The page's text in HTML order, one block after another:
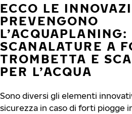
ECCO LE
PREVENGONO
L’ACQUAPLANING:
SCANALATURE A
TROMBETTA E
PER L’ACQUA
Sono diversi gli elementi
sicurezza in caso di forti piogge